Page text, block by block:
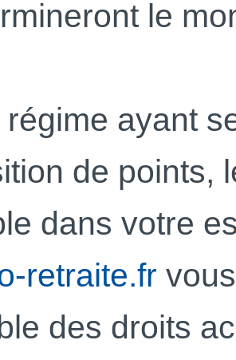
le
ayant
de points,
dans votre
retraite.fr
des droits